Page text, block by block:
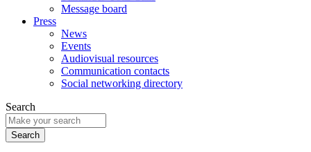
Message board
Press
News
Events
Audiovisual resources
Communication contacts
Social networking directory
Search